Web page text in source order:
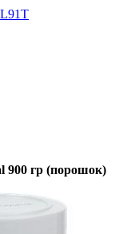
900 гр (порошок)